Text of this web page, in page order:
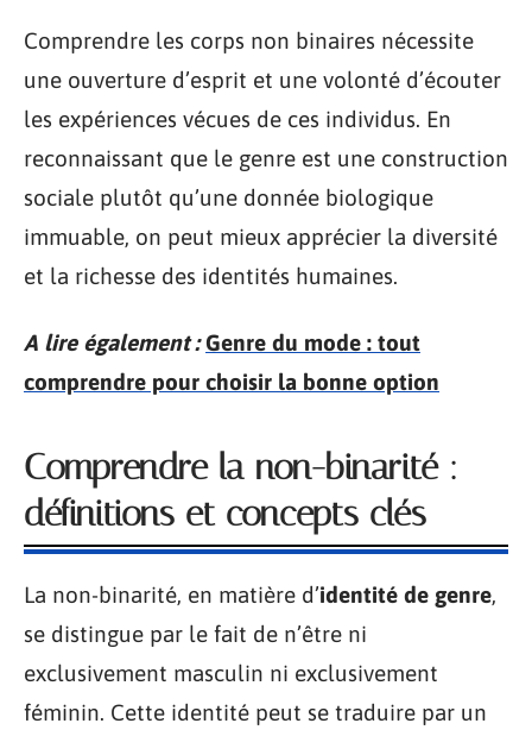
Comprendre les corps non binaires nécessite
une ouverture d’esprit et une volonté d’écouter
les expériences vécues de ces individus. En
reconnaissant que le genre est une construction
sociale plutôt qu’une donnée biologique
immuable, on peut mieux apprécier la diversité
et la richesse des identités humaines.
A lire également : Genre du mode : tout
comprendre pour choisir la bonne option
Comprendre la non-binarité :
définitions et concepts clés
La non-binarité, en matière d’identité de genre,
se distingue par le fait de n’être ni
exclusivement masculin ni exclusivement
féminin. Cette identité peut se traduire par un